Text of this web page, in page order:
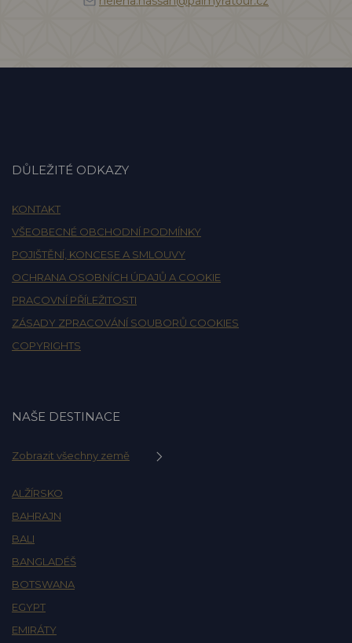
DŮLEŽITÉ ODKAZY
KONTAKT
VŠEOBECNÉ OBCHODNÍ PODMÍNKY
POJIŠTĚNÍ, KONCESE A SMLOUVY
OCHRANA OSOBNÍCH ÚDAJŮ A COOKIE
PRACOVNÍ PŘÍLEŽITOSTI
ZÁSADY ZPRACOVÁNÍ SOUBORŮ COOKIES
COPYRIGHTS
NAŠE DESTINACE
Zobrazit všechny země
ALŽÍRSKO
BAHRAJN
BALI
BANGLADÉŠ
BOTSWANA
EGYPT
EMIRÁTY